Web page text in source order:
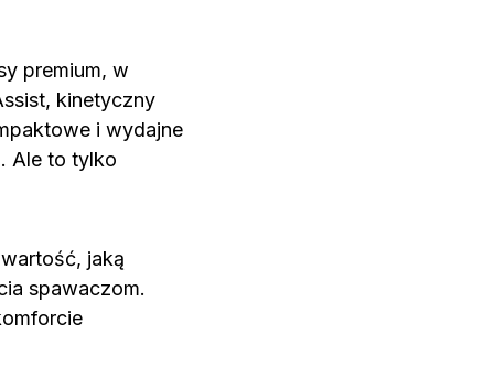
premium, w
kinetyczny
i wydajne
Ale to tylko
jaką
spawaczom.